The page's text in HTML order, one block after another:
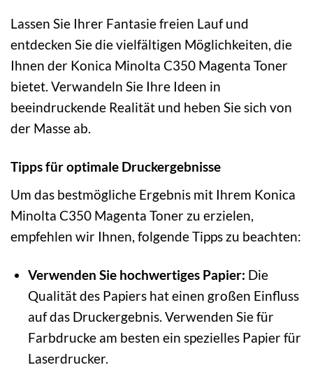
Lassen Sie Ihrer Fantasie freien Lauf und
entdecken Sie die vielfältigen Möglichkeiten, die
Ihnen der Konica Minolta C350 Magenta Toner
bietet. Verwandeln Sie Ihre Ideen in
beeindruckende Realität und heben Sie sich von
der Masse ab.
Tipps für optimale Druckergebnisse
Um das bestmögliche Ergebnis mit Ihrem Konica
Minolta C350 Magenta Toner zu erzielen,
empfehlen wir Ihnen, folgende Tipps zu beachten:
Verwenden Sie hochwertiges Papier: Die
Qualität des Papiers hat einen großen Einfluss
auf das Druckergebnis. Verwenden Sie für
Farbdrucke am besten ein spezielles Papier für
Laserdrucker.